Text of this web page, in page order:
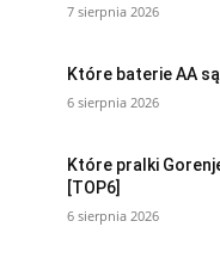
7 sierpnia 2026
Które baterie AA
6 sierpnia 2026
Które pralki
[TOP6]
6 sierpnia 2026